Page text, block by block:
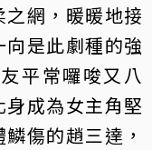
網，暖暖地接
是此劇種的強
平常囉唆又八
成為女主角堅
傷的趙三達，